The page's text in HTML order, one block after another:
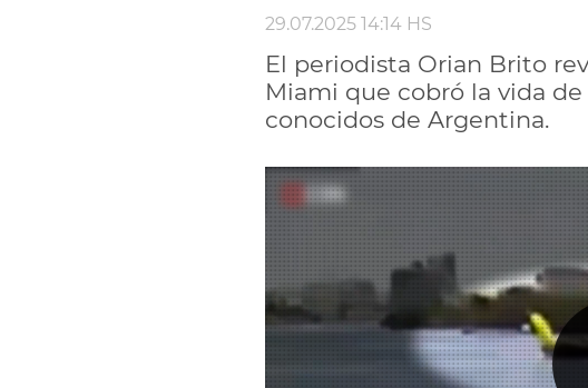
29.07.2025 14:14 HS
El periodista Orian Brito
Miami que cobró la vida
conocidos de Argentina.